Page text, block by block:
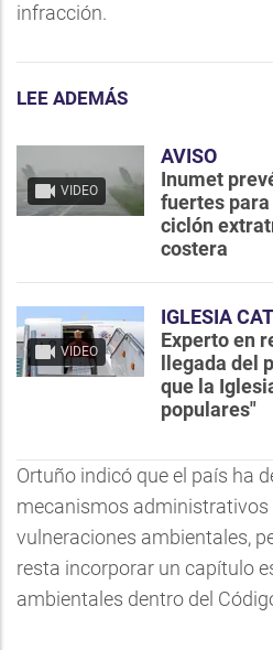
infracción.
LEE ADEMÁS
VIDEO
AVISO
Inumet
fuertes
ciclón
costera
VIDEO
IGLESIA
Experto en
llegada del
que la
populares"
Ortuño indicó que el país ha
mecanismos administrativos
vulneraciones ambientales,
resta incorporar un capítulo
ambientales dentro del